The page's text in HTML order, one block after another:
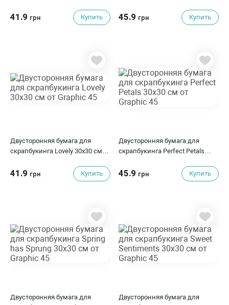
41.9 грн Купить 45.9 грн Купить
Двусторонняя бумага для
скрапбукинга Lovely 30х30 см
41.9 грн Купить
Двусторонняя бумага для
скрапбукинга Perfect Petals
45.9 грн Купить
Двусторонняя бумага для
Двусторонняя бумага для